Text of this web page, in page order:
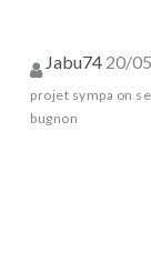
Jabu74 20/
projet sympa on
bugnon